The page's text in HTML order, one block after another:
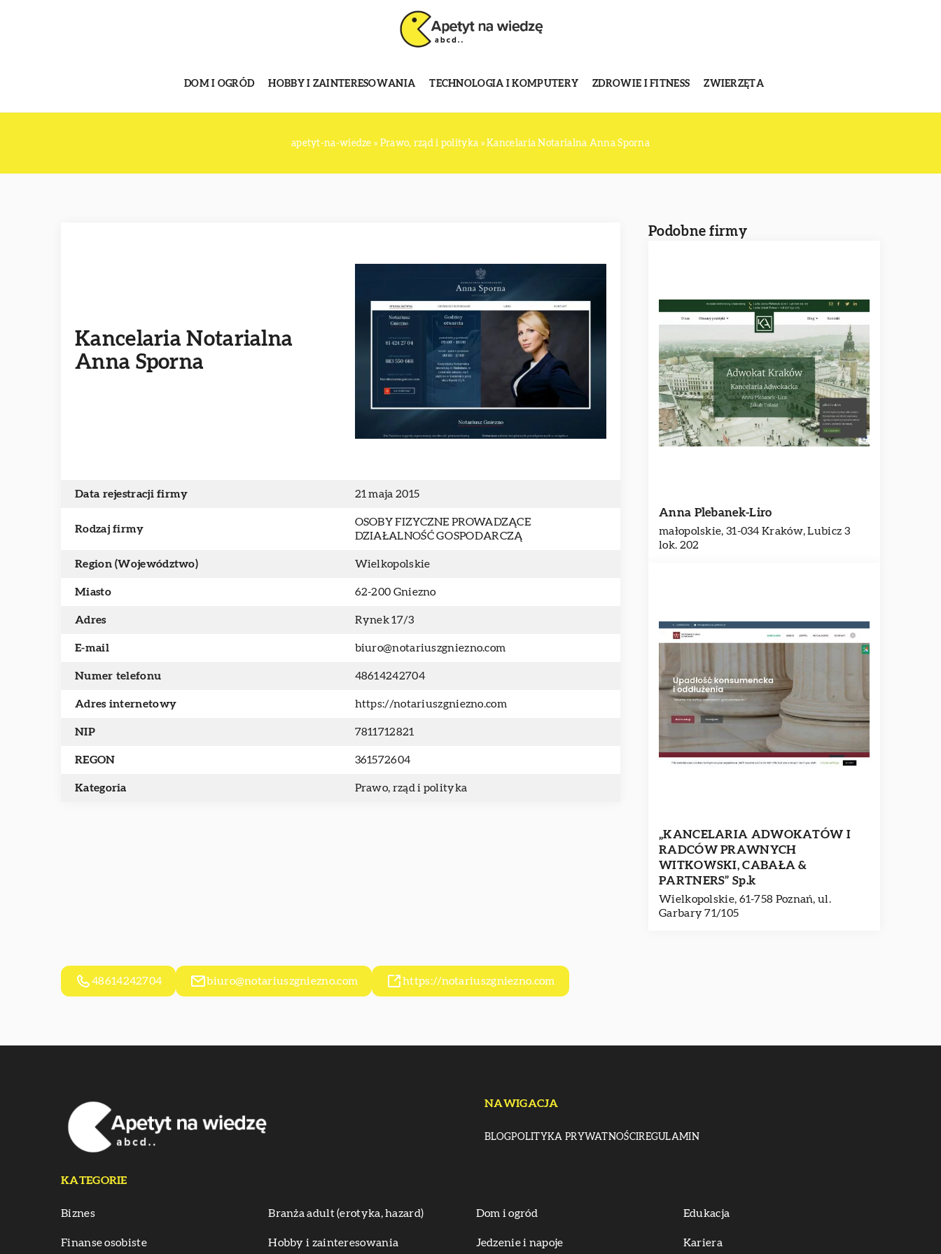
DOM I OGRÓD HOBBY I ZAINTERESOWANIA TECHNOLOGIA I KOMPUTERY ZDROWIE I FITNESS ZWIERZĘTA
apetyt-na-wiedze » Prawo, rząd i polityka »Kancelaria Notarialna Anna Sporna
Kancelaria Notarialna
Anna Sporna
Data rejestracji firmy 21 maja 2015
Rodzaj firmy
OSOBY FIZYCZNE PROWADZĄCE
DZIAŁALNOŚĆ GOSPODARCZĄ
Region (Województwo) Wielkopolskie
Miasto 62-200 Gniezno
Adres Rynek 17/3
E-mail biuro@notariuszgniezno.com
Numer telefonu 48614242704
Adres internetowy https://notariuszgniezno.com
NIP 7811712821
REGON 361572604
Kategoria Prawo, rząd i polityka
Podobne firmy
Anna Plebanek-Liro
małopolskie, 31-034 Kraków, Lubicz 3
lok. 202
„KANCELARIA ADWOKATÓW I
RADCÓW PRAWNYCH
WITKOWSKI, CABAŁA &
PARTNERS” Sp.k
Wielkopolskie, 61-758 Poznań, ul.
Garbary 71/105
48614242704 biuro@notariuszgniezno.com https://notariuszgniezno.com
NAWIGACJA
BLOGPOLITYKA PRYWATNOŚCIREGULAMIN
KATEGORIE
Biznes Branża adult (erotyka, hazard) Dom i ogród Edukacja
Finanse osobiste Hobby i zainteresowania Jedzenie i napoje Kariera